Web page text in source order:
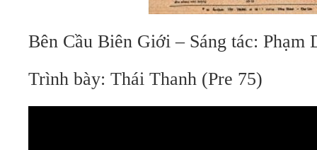
Bên Cầu Biên Giới – Sáng tác: Phạm
Trình bày: Thái Thanh (Pre 75)